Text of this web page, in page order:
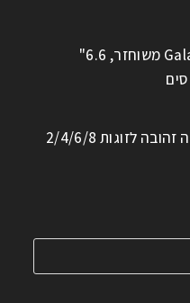
סמסונג Galaxy A42 5G משוחזר, 6.6"
טבעת נירוסטה חלקה זהובה לזוגות 2/4/6/8